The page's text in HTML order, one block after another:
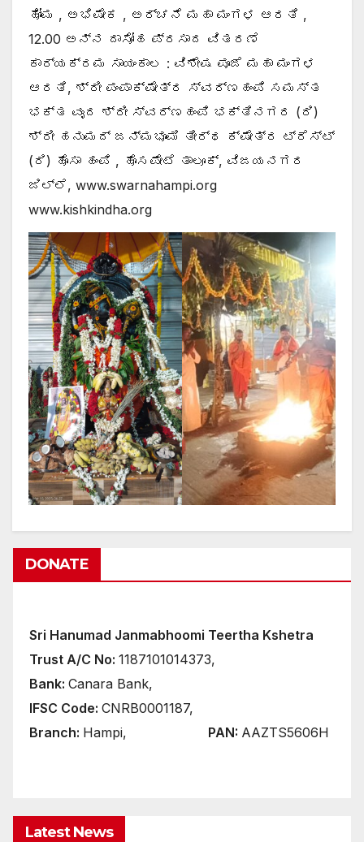
ಹೋಮ , ಅಭಿಷೇಕ , ಅರ್ಚನೆ ಮಹಾ ಮಂಗಳ ಆರತಿ ,
12.00 ಅನ್ನ ದಾಸೋಹ ಪ್ರಸಾದ ವಿತರಣೆ
ಕಾರ್ಯಕ್ರಮ ಸಾಯಂಕಾಲ : ವಿಶೇಷ ಪೂಜೆ ಮಹಾ ಮಂಗಳ
ಆರತಿ, ಶ್ರೀ ಪಂಪಾಕ್ಷೇತ್ರ ಸ್ವರ್ಣಹಂಪಿ ಸಮಸ್ತ
ಭಕ್ತ ವೃಂದ ಶ್ರೀ ಸ್ವರ್ಣಹಂಪಿ ಭಕ್ತಿನಗರ (ರಿ)
ಶ್ರೀ ಹನುಮದ್ ಜನ್ಮಭೂಮಿ ತೀರ್ಥ ಕ್ಷೇತ್ರ ಟ್ರೆಸ್ಟ್
(ರಿ) ಹೊಸಾ ಹಂಪಿ , ಹೊಸಪೇಟೆ ತಾಲೂಕ್, ವಿಜಯನಗರ
ಜಿಲ್ಲೆ, www.swarnahampi.org
www.kishkindha.org
DONATE
Sri Hanumad Janmabhoomi Teertha Kshetra
Trust A/C No: 1187101014373,
Bank: Canara Bank,
IFSC Code: CNRB0001187,
Branch: Hampi, PAN: AAZTS5606H
Latest News